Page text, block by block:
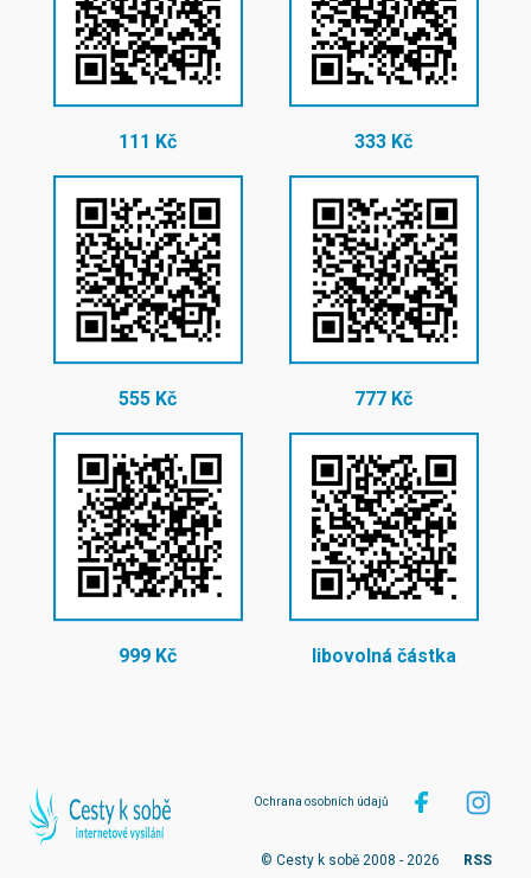
111 Kč 333 Kč
555 Kč 777 Kč
999 Kč libovolná částka
Ochrana osobních údajů
© Cesty k sobě 2008 - 2026 RSS